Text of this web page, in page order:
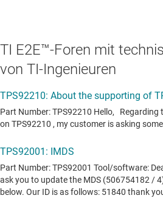
TI E2E™-Foren mit
von TI-Ingenieuren